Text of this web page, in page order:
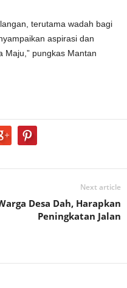
terutama wadah bagi
aspirasi dan
Maju,” pungkas Mantan
Next article
Desa Dah, Harapkan
Peningkatan Jalan